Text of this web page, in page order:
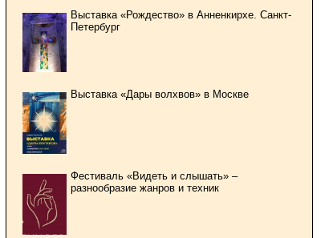
Выставка «Рождество» в Анненкирхе. Санкт-
Петербург
Выставка «Дары волхвов» в Москве
Фестиваль «Видеть и слышать» –
разнообразие жанров и техник